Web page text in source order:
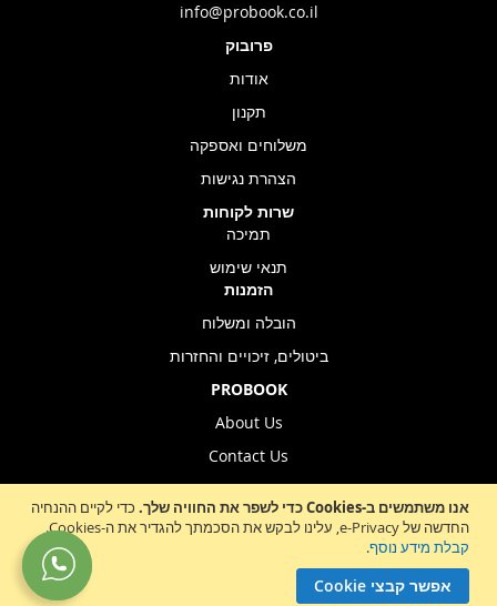
אנו משתמשים ב-Cookies כדי לשפר את החוויה שלך.
כדי לקיים ההנחיה
החדשה של e-Privacy, עלינו לבקש את הסכמתך להגדיר את ה-Cookies.
קבלת מידע נוסף.
אפשר קבצי Cookie
Sign
הרשמה לניוזלטר
info@probook.co.il
פרובוק
אודות
תקנון
משלוחים ואספקה
הצהרת נגישות
שרות לקוחות
תמיכה
תנאי שימוש
הזמנות
הובלה ומשלוח
ביטולים, זיכויים והחזרות
PROBOOK
About Us
Contact Us
Store Location